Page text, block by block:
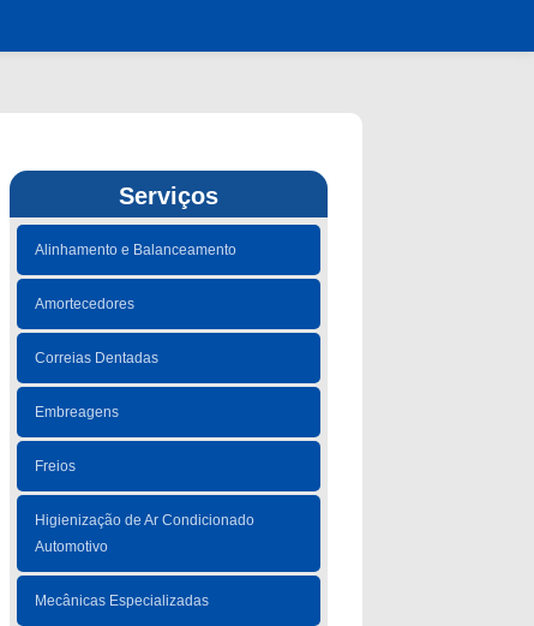
Serviços
Alinhamento e Balanceamento
Amortecedores
Correias Dentadas
Embreagens
Freios
Higienização de Ar Condicionado
Automotivo
Mecânicas Especializadas